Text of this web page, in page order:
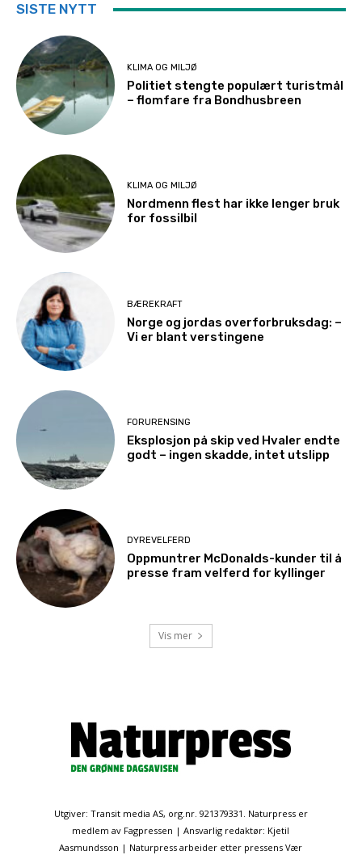
SISTE NYTT
KLIMA OG MILJØ
Politiet stengte populært turistmål
– flomfare fra Bondhusbreen
KLIMA OG MILJØ
Nordmenn flest har ikke lenger bruk
for fossilbil
BÆREKRAFT
Norge og jordas overforbruksdag: –
Vi er blant verstingene
FORURENSING
Eksplosjon på skip ved Hvaler endte
godt – ingen skadde, intet utslipp
DYREVELFERD
Oppmuntrer McDonalds-kunder til å
presse fram velferd for kyllinger
Vis mer
Utgiver: Transit media AS, org.nr. 921379331. Naturpress er
medlem av Fagpressen | Ansvarlig redaktør: Kjetil
Aasmundsson | Naturpress arbeider etter pressens Vær